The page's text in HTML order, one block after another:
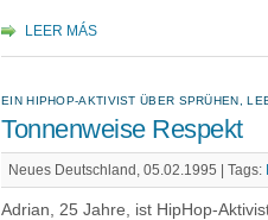
LEER MÁS
EIN HIPHOP-AKTIVIST ÜBER SPRÜHEN,
Tonnenweise Respekt
Neues Deutschland, 05.02.1995 | Tags:
Adrian, 25 Jahre, ist HipHop-